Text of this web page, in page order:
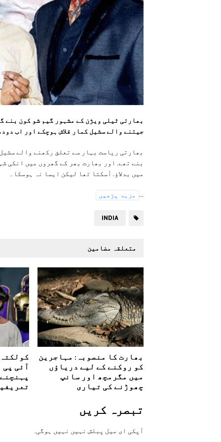
جیتنے والے سشیل کمار قلاش ہوچکے اور اب
بھارتی ریاست بہار سے تعلق رکھنے والے
بنے تھے. اور بھارت بھر کے گھروں میں انکی
میں بدلاؤ. آسکتا تھا لیکن ایسا نہ ہوسکا۔
مزید پڑھیں
INDIA
متعلقہ مضامین
بھارت کا منصوبہ: مہاجرین
کو روکنے کے لیے دریاؤں
میں مگرمچھ اور سانپ
چھوڑنے کی تیاری
آئی پی
تبصرہ کريں
آپکی ای ميل پبلش نہيں نہيں ہوگی.